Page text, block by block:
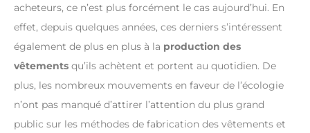
acheteurs, ce n’est plus forcément le cas aujourd’hui. En
effet, depuis quelques années, ces derniers s’intéressent
également de plus en plus à la production des
vêtements qu’ils achètent et portent au quotidien. De
plus, les nombreux mouvements en faveur de l’écologie
n’ont pas manqué d’attirer l’attention du plus grand
public sur les méthodes de fabrication des vêtements et